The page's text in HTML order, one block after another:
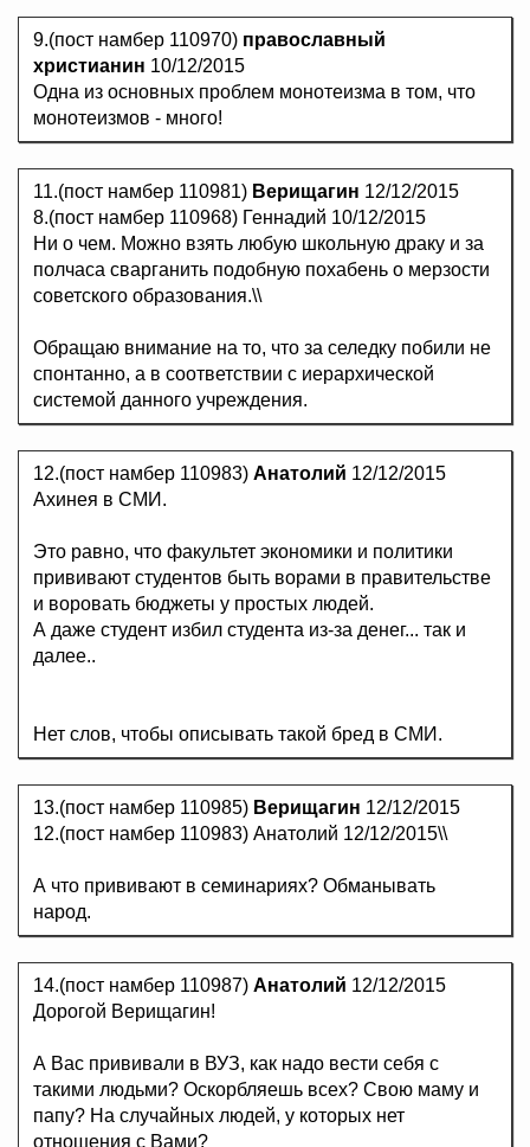
9.(пост намбер 110970) православный
христианин 10/12/2015
Одна из основных проблем монотеизма в том, что
монотеизмов - много!
11.(пост намбер 110981) Верищагин 12/12/2015
8.(пост намбер 110968) Геннадий 10/12/2015
Ни о чем. Можно взять любую школьную драку и за
полчаса сварганить подобную похабень о мерзости
советского образования.\\
Обращаю внимание на то, что за селедку побили не
спонтанно, а в соответствии с иерархической
системой данного учреждения.
12.(пост намбер 110983) Анатолий 12/12/2015
Ахинея в СМИ.
Это равно, что факультет экономики и политики
прививают студентов быть ворами в правительстве
и воровать бюджеты у простых людей.
А даже студент избил студента из-за денег... так и
далее..
Нет слов, чтобы описывать такой бред в СМИ.
13.(пост намбер 110985) Верищагин 12/12/2015
12.(пост намбер 110983) Анатолий 12/12/2015\\
А что прививают в семинариях? Обманывать
народ.
14.(пост намбер 110987) Анатолий 12/12/2015
Дорогой Верищагин!
А Вас прививали в ВУЗ, как надо вести себя с
такими людьми? Оскорбляешь всех? Свою маму и
папу? На случайных людей, у которых нет
отношения с Вами?